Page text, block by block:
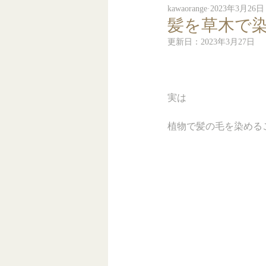
髪を草木で
kawaorange 2023年3月26日
更新日： 2023年3月27日
実は
植物で髪の毛を染める